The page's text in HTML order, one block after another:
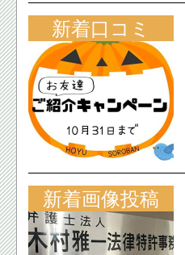
新着口コミ
新着画像投稿